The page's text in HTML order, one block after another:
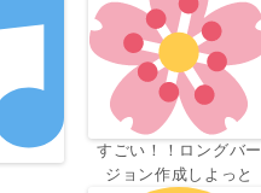
すごい！！ロングバー
ジョン作成しよっと